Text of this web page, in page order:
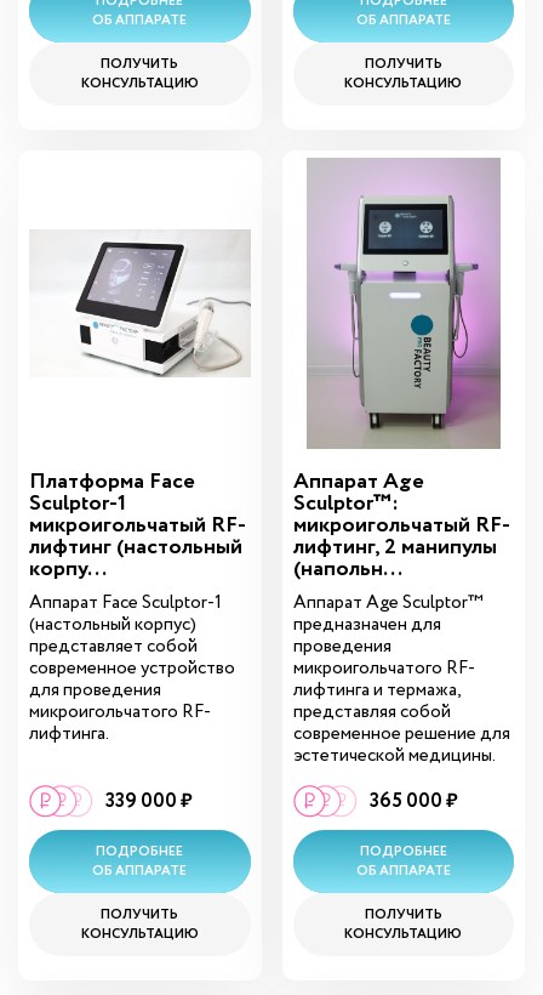
ОБ АППАРАТЕ
ПОЛУЧИТЬ
КОНСУЛЬТАЦИЮ
ОБ АППАРАТЕ
ПОЛУЧИТЬ
КОНСУЛЬТАЦИЮ
Платформа Face
Sculptor-1
микроигольчатый RF-
лифтинг (настольный
корпу...
Аппарат Face Sculptor-1
(настольный корпус)
представляет собой
современное устройство
для проведения
микроигольчатого RF-
лифтинга.
339 000 ₽
ПОДРОБНЕЕ
ОБ АППАРАТЕ
ПОЛУЧИТЬ
КОНСУЛЬТАЦИЮ
Аппарат Age
Sculptor™:
микроигольчатый RF-
лифтинг, 2 манипулы
(напольн...
Аппарат Age Sculptor™
предназначен для
проведения
микроигольчатого RF-
лифтинга и термажа,
представляя собой
современное решение для
эстетической медицины.
365 000 ₽
ПОДРОБНЕЕ
ОБ АППАРАТЕ
ПОЛУЧИТЬ
КОНСУЛЬТАЦИЮ